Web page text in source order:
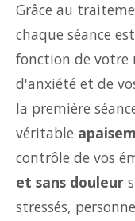
Grâce au
chaque séance
fonction de votre
d'anxiété et de
la première
véritable
contrôle de vos
et sans douleur
stressés,